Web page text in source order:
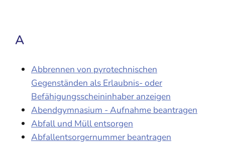
A
Abbrennen von pyrotechnischen
Gegenständen als Erlaubnis- oder
Befähigungsscheininhaber anzeigen
Abendgymnasium - Aufnahme beantragen
Abfall und Müll entsorgen
Abfallentsorgernummer beantragen